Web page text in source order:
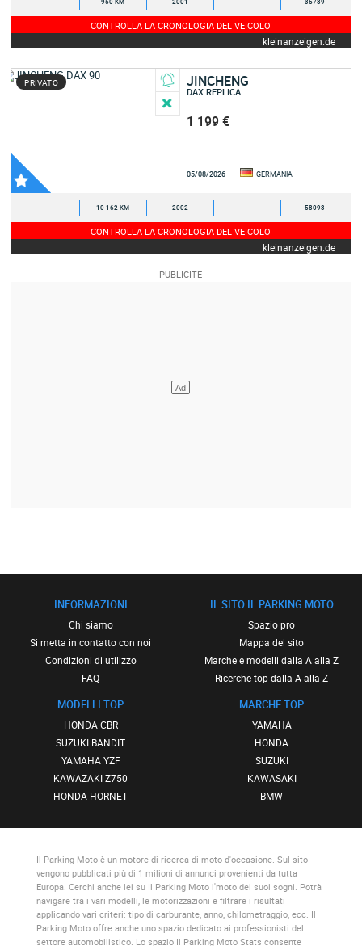
- 950 KM 2001 - 35789
CONTROLLA LA CRONOLOGIA DEL VEICOLO
kleinanzeigen.de
PRIVATO JINCHENG
DAX REPLICA
1 199 €
05/08/2026 GERMANIA
- 10 162 KM 2002 - 58093
CONTROLLA LA CRONOLOGIA DEL VEICOLO
kleinanzeigen.de
INFORMAZIONI
Chi siamo
Si metta in contatto con noi
Condizioni di utilizzo
FAQ
MODELLI TOP
HONDA CBR
SUZUKI BANDIT
YAMAHA YZF
KAWAZAKI Z750
HONDA HORNET
IL SITO IL PARKING MOTO
Spazio pro
Mappa del sito
Marche e modelli dalla A alla Z
Ricerche top dalla A alla Z
MARCHE TOP
YAMAHA
HONDA
SUZUKI
KAWASAKI
BMW
Il Parking Motoè un motore di ricerca di moto d'occasione. Sul sito
vengono pubblicati più di 1 milioni di annunci provenienti da tutta
Europa. Cerchi anche lei su Il Parking Motol'moto dei suoi sogni. Potrà
navigare tra i vari modelli, le motorizzazioni e filtrare i risultati
applicando vari criteri: tipo di carburante, anno, chilometraggio, ecc. Il
Parking Motooffre anche uno spazio dedicato ai professionisti del
settore automobilistico. Lo spazio Il Parking Moto Stats consente